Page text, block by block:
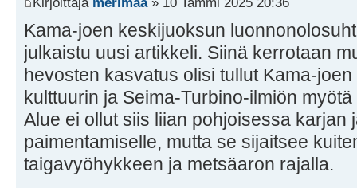
Kama-joen keskijuoksun
julkaistu uusi artikkeli. Siinä kerrotaan
hevosten kasvatus olisi tullut Kama-
kulttuurin ja Seima-Turbino-ilmiön
Alue ei ollut siis liian pohjoisessa karjan
paimentamiselle, mutta se sijaitsee
taigavyöhykkeen ja metsäaron rajalla.